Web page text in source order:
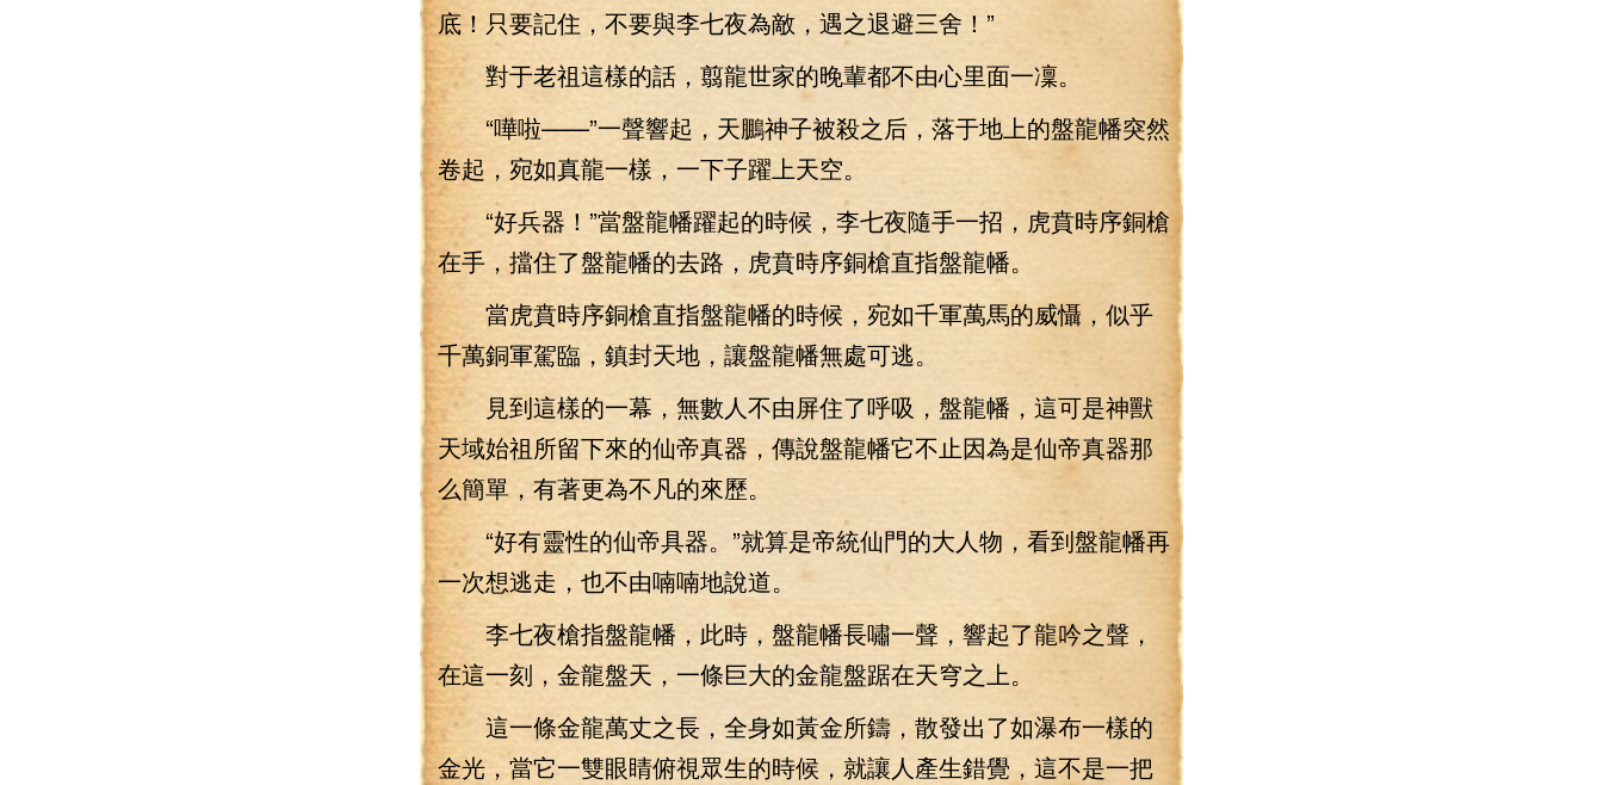
底！只要記住，不要與李七夜為敵，遇之退避三舍！”
對于老祖這樣的話，翦龍世家的晚輩都不由心里面一凜。
“嘩啦——”一聲響起，天鵬神子被殺之后，落于地上的盤龍幡突然
卷起，宛如真龍一樣，一下子躍上天空。
“好兵器！”當盤龍幡躍起的時候，李七夜隨手一招，虎賁時序銅槍
在手，擋住了盤龍幡的去路，虎賁時序銅槍直指盤龍幡。
當虎賁時序銅槍直指盤龍幡的時候，宛如千軍萬馬的威懾，似乎
千萬銅軍駕臨，鎮封天地，讓盤龍幡無處可逃。
見到這樣的一幕，無數人不由屏住了呼吸，盤龍幡，這可是神獸
天域始祖所留下來的仙帝真器，傳說盤龍幡它不止因為是仙帝真器那
么簡單，有著更為不凡的來歷。
“好有靈性的仙帝具器。”就算是帝統仙門的大人物，看到盤龍幡再
一次想逃走，也不由喃喃地說道。
李七夜槍指盤龍幡，此時，盤龍幡長嘯一聲，響起了龍吟之聲，
在這一刻，金龍盤天，一條巨大的金龍盤踞在天穹之上。
這一條金龍萬丈之長，全身如黃金所鑄，散發出了如瀑布一樣的
金光，當它一雙眼睛俯視眾生的時候，就讓人產生錯覺，這不是一把